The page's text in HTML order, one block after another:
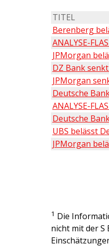
TITEL
Berenberg
ANALYSE-
JPMorgan
DZ Bank
JPMorgan
Deutsche
ANALYSE-
Deutsche
UBS belässt
JPMorgan
1 Die
nicht mit derS